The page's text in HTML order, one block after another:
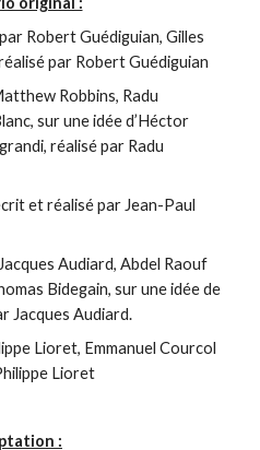
Robert Guédiguian, Gilles
par Robert Guédiguian
Robbins, Radu
sur une idée d’Héctor
réalisé par Radu
et réalisé par Jean-Paul
Audiard, Abdel Raouf
Bidegain, sur une idée de
Jacques Audiard.
Lioret, Emmanuel Courcol
Lioret
: